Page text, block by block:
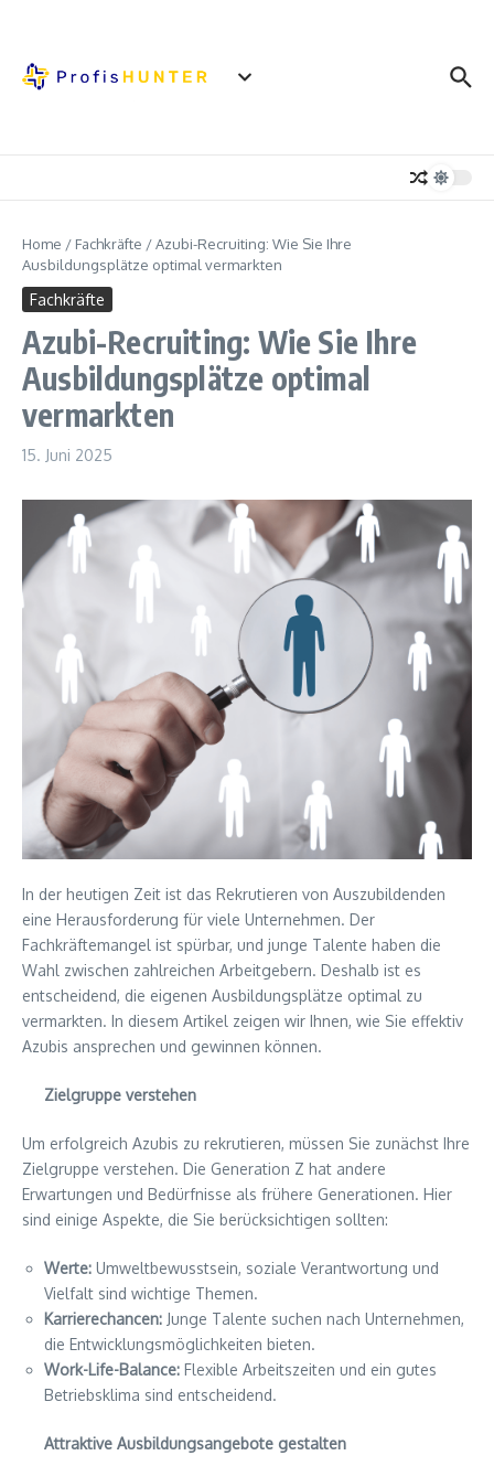
Home / Fachkräfte /Azubi-Recruiting: Wie Sie Ihre
Ausbildungsplätze optimal vermarkten
Fachkräfte
Azubi-Recruiting: Wie Sie Ihre
Ausbildungsplätze optimal
vermarkten
15. Juni 2025
In der heutigen Zeit ist das Rekrutieren von Auszubildenden
eine Herausforderung für viele Unternehmen. Der
Fachkräftemangel ist spürbar, und junge Talente haben die
Wahl zwischen zahlreichen Arbeitgebern. Deshalb ist es
entscheidend, die eigenen Ausbildungsplätze optimal zu
vermarkten. In diesem Artikel zeigen wir Ihnen, wie Sie effektiv
Azubis ansprechen und gewinnen können.
Zielgruppe verstehen
Um erfolgreich Azubis zu rekrutieren, müssen Sie zunächst Ihre
Zielgruppe verstehen. Die Generation Z hat andere
Erwartungen und Bedürfnisse als frühere Generationen. Hier
sind einige Aspekte, die Sie berücksichtigen sollten:
Werte: Umweltbewusstsein, soziale Verantwortung und
Vielfalt sind wichtige Themen.
Karrierechancen: Junge Talente suchen nach Unternehmen,
die Entwicklungsmöglichkeiten bieten.
Work-Life-Balance: Flexible Arbeitszeiten und ein gutes
Betriebsklima sind entscheidend.
Attraktive Ausbildungsangebote gestalten